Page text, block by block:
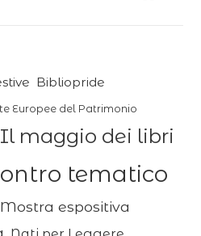
Bibliopride
Europee del Patrimonio
Il maggio dei libri
tematico
Mostra espositiva